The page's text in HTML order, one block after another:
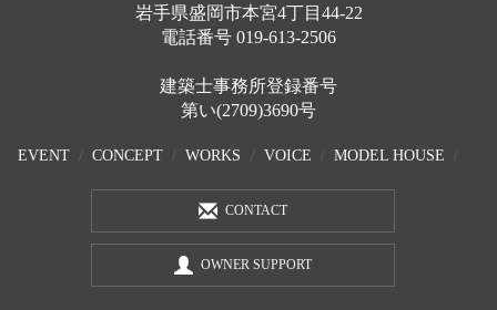
岩手県盛岡市本宮4丁目44-22
電話番号 019-613-2506
建築士事務所登録番号
第い(2709)3690号
EVENT CONCEPT WORKS VOICE MODEL HOUSE
CONTACT
OWNER SUPPORT